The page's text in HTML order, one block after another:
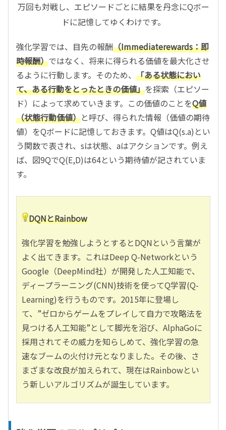
万回も対戦し、エピソードごとに結果を丹念にQボー
ドに記憶してゆくわけです。
強化学習では、目先の報酬（Immediaterewards：即
時報酬）ではなく、将来に得られる価値を最大化させ
るように行動します。そのため、 「ある状態におい
て、ある行動をとったときの価値」を探索（エピソー
ド）によって求めていきます。この価値のことをQ値
（状態行動価値）と呼び、得られた情報（価値の期待
値）をQボードに記憶しておきます。Q値はQ(s.a)とい
う関数で表され、sは状態、aはアクションです。例え
ば、図9QでQ(E,D)は64という期待値が記されていま
す。
DQNとRainbow
強化学習を勉強しようとするとDQNという言葉が
よく出てきます。これはDeep Q-Networkという
Google（DeepMind社）が開発した人工知能で、
ディープラーニング(CNN)技術を使ってQ学習(Q-
Learning)を行うものです。2015年に登場し
て、”ゼロからゲームをプレイして自力で攻略法を
見つける人工知能”として脚光を浴び、AlphaGoに
採用されてその威力を知らしめて、強化学習の急
速なブームの火付け元となりました。その後、さ
まざまな改良が加えられて、現在はRainbowとい
う新しいアルゴリズムが誕生しています。